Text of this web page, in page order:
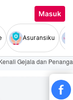
Masuk
Asuransiku
Gejala dan